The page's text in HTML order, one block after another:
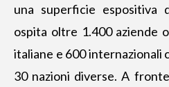
una superficie espositiva
ospita oltre 1.400 aziende
italiane e 600 internazionali
30 nazioni diverse. A